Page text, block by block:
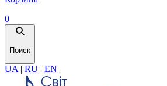
0
Поиск
UA | RU | EN